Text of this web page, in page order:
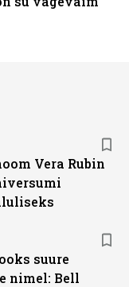
Vera Rubin
suure
nimel: Bell